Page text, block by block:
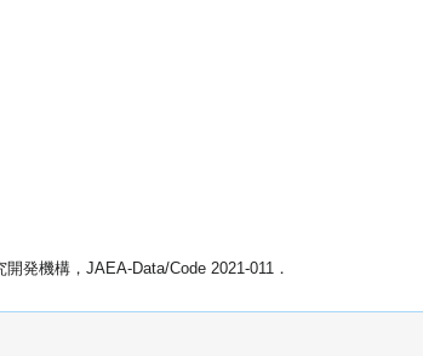
発機構，JAEA-Data/Code 2021-011．